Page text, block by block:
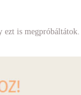
ezt is megpróbáltátok.